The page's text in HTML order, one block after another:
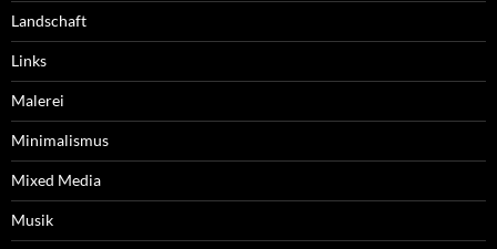
Landschaft
Links
Malerei
Minimalismus
Mixed Media
Musik